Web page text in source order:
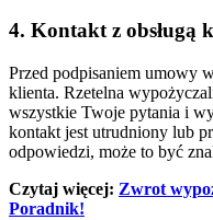
4. Kontakt z obsługą
Przed podpisaniem umowy
klienta. Rzetelna
wszystkie Twoje pytania i
kontakt jest utrudniony lub
odpowiedzi, może to być
Czytaj więcej: Zwrot
Poradnik!